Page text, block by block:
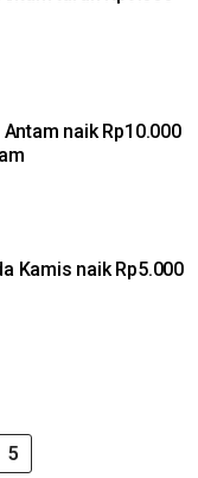
naik Rp10.000
Kamis naik Rp5.000
5